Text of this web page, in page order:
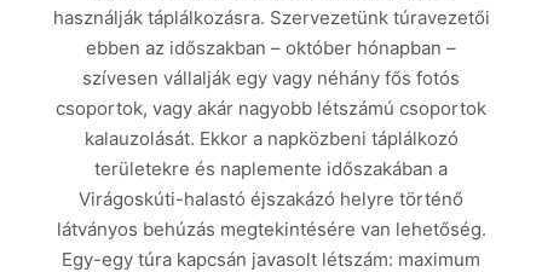
használják táplálkozásra. Szervezetünk túravezetői
ebben az időszakban – október hónapban –
szívesen vállalják egy vagy néhány fős fotós
csoportok, vagy akár nagyobb létszámú csoportok
kalauzolását. Ekkor a napközbeni táplálkozó
területekre és naplemente időszakában a
Virágoskúti-halastó éjszakázó helyre történő
látványos behúzás megtekintésére van lehetőség.
Egy-egy túra kapcsán javasolt létszám: maximum